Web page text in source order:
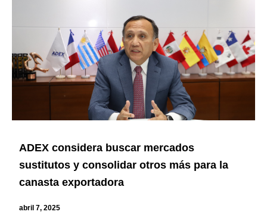
ADEX considera buscar mercados
sustitutos y consolidar otros más para la
canasta exportadora
abril 7, 2025